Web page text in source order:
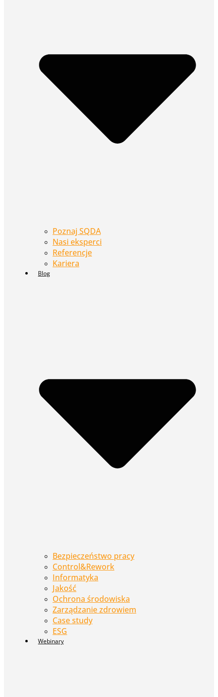
Poznaj SQDA
Nasi eksperci
Referencje
Kariera
Blog
Bezpieczeństwo pracy
Control&Rework
Informatyka
Jakość
Ochrona środowiska
Zarządzanie zdrowiem
Case study
ESG
Webinary